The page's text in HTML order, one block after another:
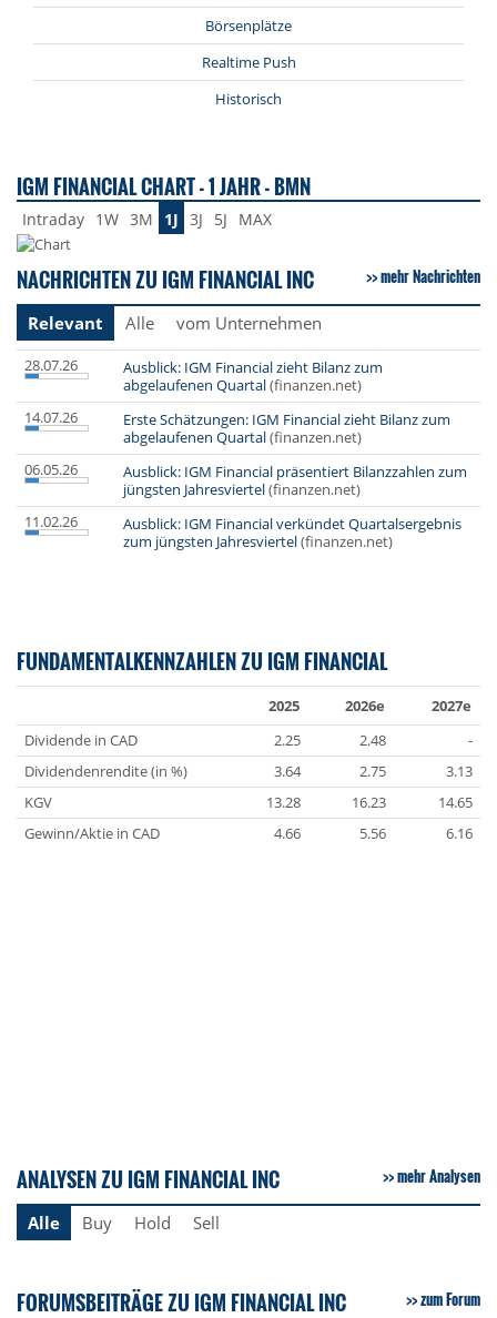
Börsenplätze
Realtime Push
Historisch
IGM FINANCIAL CHART - 1 JAHR - BMN
Intraday 1W 3M 1J 3J 5J MAX
NACHRICHTEN ZU IGM FINANCIAL INC mehr Nachrichten
Relevant Alle vom Unternehmen
28.07.26
Ausblick: IGM Financial zieht Bilanz zum
abgelaufenen Quartal(finanzen.net)
14.07.26
Erste Schätzungen: IGM Financial zieht Bilanz zum
abgelaufenen Quartal(finanzen.net)
06.05.26
Ausblick: IGM Financial präsentiert Bilanzzahlen zum
jüngsten Jahresviertel(finanzen.net)
11.02.26
Ausblick: IGM Financial verkündet Quartalsergebnis
zum jüngsten Jahresviertel(finanzen.net)
FUNDAMENTALKENNZAHLEN ZU IGM FINANCIAL
2025 2026e
2027e
Dividende in CAD
2.25 2.48
-
Dividendenrendite (in %)
3.64 2.75
3.13
KGV
13.28 16.23
14.65
Gewinn/Aktie in CAD
4.66 5.56 6.16
ANALYSEN ZU IGM FINANCIAL INC mehr Analysen
Alle Buy Hold Sell
FORUMSBEITRÄGE ZU IGM FINANCIAL INC zum Forum